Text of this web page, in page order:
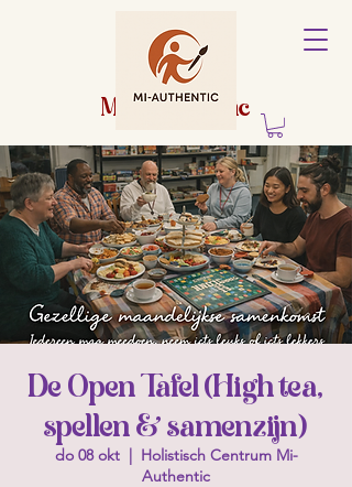
Holistisch
centrum
Mi-Authentic
De Open Tafel (High tea,
spellen & samenzijn)
do 08 okt
  |
Holistisch Centrum Mi-
Authentic